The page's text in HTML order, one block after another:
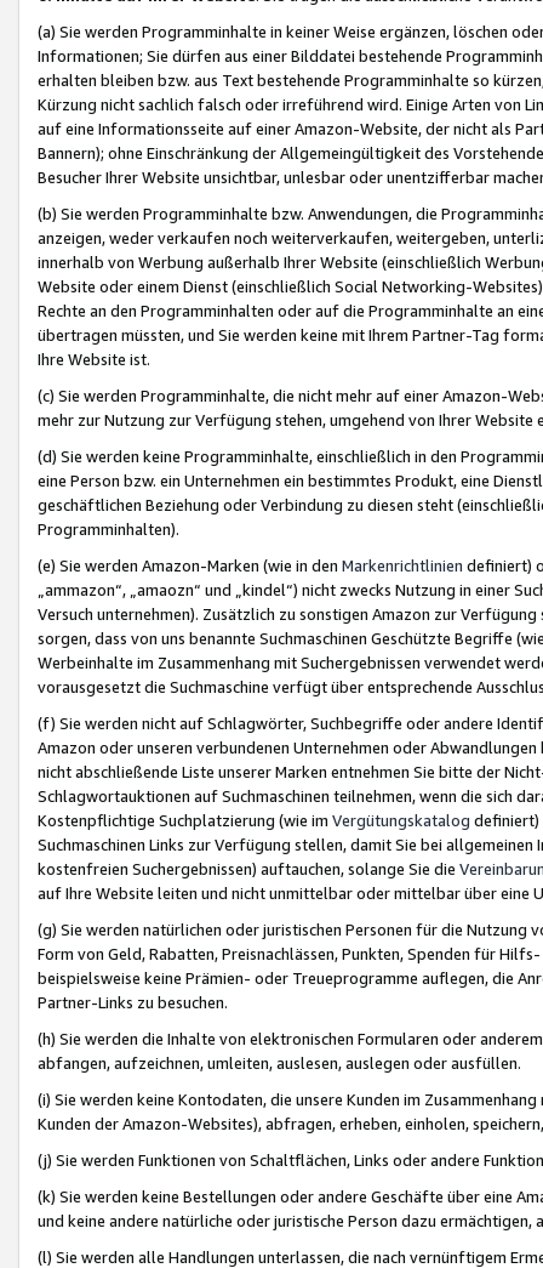
(a) Sie werden Programminhalte in keiner Weise ergänzen, löschen
Informationen; Sie dürfen aus einer Bilddatei bestehende
erhalten bleiben bzw. aus Text bestehende Programminhalte so
Kürzung nicht sachlich falsch oder irreführend wird. Einige Arten von
auf eine Informationsseite auf einer Amazon-Website, der nicht als
Bannern); ohne Einschränkung der Allgemeingültigkeit des
Besucher Ihrer Website unsichtbar, unlesbar oder unentzifferbar
(b) Sie werden Programminhalte bzw. Anwendungen, die
anzeigen, weder verkaufen noch weiterverkaufen, weitergeben,
innerhalb von Werbung außerhalb Ihrer Website (einschließlich
Website oder einem Dienst (einschließlich Social Networking-
Rechte an den Programminhalten oder auf die Programminhalte an
übertragen müssten, und Sie werden keine mit Ihrem Partner-Tag
Ihre Website ist.
(c) Sie werden Programminhalte, die nicht mehr auf einer Amazon-
mehr zur Nutzung zur Verfügung stehen, umgehend von Ihrer
(d) Sie werden keine Programminhalte, einschließlich in den
eine Person bzw. ein Unternehmen ein bestimmtes Produkt, eine
geschäftlichen Beziehung oder Verbindung zu diesen steht
Programminhalten).
(e) Sie werden Amazon-Marken (wie in den Markenrichtlinien definiert)
„ammazon“, „amaozn“ und „kindel“) nicht zwecks Nutzung in einer
Versuch unternehmen). Zusätzlich zu sonstigen Amazon zur
sorgen, dass von uns benannte Suchmaschinen Geschützte Begriffe
Werbeinhalte im Zusammenhang mit Suchergebnissen verwendet
vorausgesetzt die Suchmaschine verfügt über entsprechende
(f) Sie werden nicht auf Schlagwörter, Suchbegriffe oder andere
Amazon oder unseren verbundenen Unternehmen oder
nicht abschließende Liste unserer Marken entnehmen Sie bitte der
Schlagwortauktionen auf Suchmaschinen teilnehmen, wenn die sich
Kostenpflichtige Suchplatzierung (wie im Vergütungskatalog definiert)
Suchmaschinen Links zur Verfügung stellen, damit Sie bei
kostenfreien Suchergebnissen) auftauchen, solange Sie die
auf Ihre Website leiten und nicht unmittelbar oder mittelbar über eine
(g) Sie werden natürlichen oder juristischen Personen für die Nutzung
Form von Geld, Rabatten, Preisnachlässen, Punkten, Spenden für
beispielsweise keine Prämien- oder Treueprogramme auflegen, die
Partner-Links zu besuchen.
(h) Sie werden die Inhalte von elektronischen Formularen oder
abfangen, aufzeichnen, umleiten, auslesen, auslegen oder ausfüllen.
(i) Sie werden keine Kontodaten, die unsere Kunden im
Kunden der Amazon-Websites), abfragen, erheben, einholen,
(j) Sie werden Funktionen von Schaltflächen, Links oder andere
(k) Sie werden keine Bestellungen oder andere Geschäfte über eine
und keine andere natürliche oder juristische Person dazu
(l) Sie werden alle Handlungen unterlassen, die nach vernünftigem